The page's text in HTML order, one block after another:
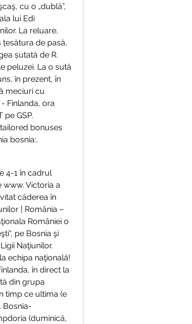
cu o „dublă”,
lui Edi
La reluare,
țesătura de pasă,
șutată de R.
peluzei. La o sută
în prezent, în
meciuri cu
Finlanda, ora
pe GSP.
bonuses
bosnia:.
4-1 în cadrul
www. Victoria a
căderea în
| România –
României o
pe Bosnia şi
Naţiunilor.
echipa naţională!
în direct la
din grupa
timp ce ultima (e
Bosnia-
(duminică,